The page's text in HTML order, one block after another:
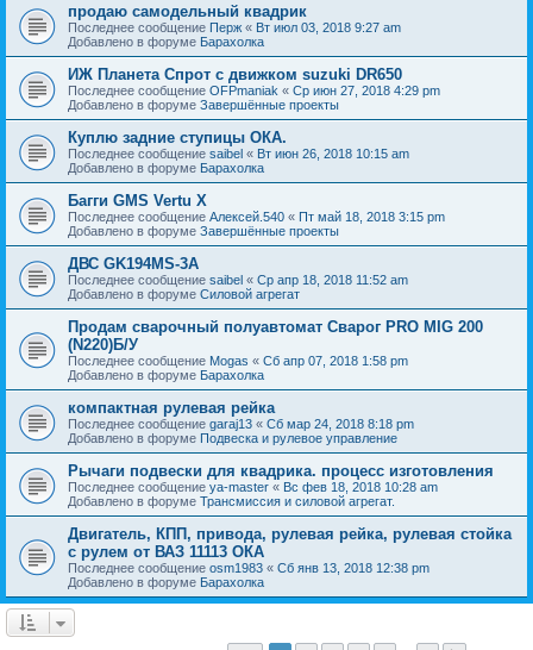
продаю самодельный квадрик
Последнее сообщение Перж « Вт июл 03, 2018 9:27 am
Добавлено в форуме Барахолка
ИЖ Планета Спрот с движком suzuki DR650
Последнее сообщение OFPmaniak « Ср июн 27, 2018 4:29 pm
Добавлено в форуме Завершённые проекты
Куплю задние ступицы ОКА.
Последнее сообщение saibel « Вт июн 26, 2018 10:15 am
Добавлено в форуме Барахолка
Багги GMS Vertu X
Последнее сообщение Алексей.540 « Пт май 18, 2018 3:15 pm
Добавлено в форуме Завершённые проекты
ДВС GK194MS-3A
Последнее сообщение saibel « Ср апр 18, 2018 11:52 am
Добавлено в форуме Силовой агрегат
Продам сварочный полуавтомат Сварог PRO MIG 200
(N220)Б/У
Последнее сообщение Mogas « Сб апр 07, 2018 1:58 pm
Добавлено в форуме Барахолка
компактная рулевая рейка
Последнее сообщение garaj13 « Сб мар 24, 2018 8:18 pm
Добавлено в форуме Подвеска и рулевое управление
Рычаги подвески для квадрика. процесс изготовления
Последнее сообщение ya-master « Вс фев 18, 2018 10:28 am
Добавлено в форуме Трансмиссия и силовой агрегат.
Двигатель, КПП, привода, рулевая рейка, рулевая стойка
с рулем от ВАЗ 11113 ОКА
Последнее сообщение osm1983 « Сб янв 13, 2018 12:38 pm
Добавлено в форуме Барахолка